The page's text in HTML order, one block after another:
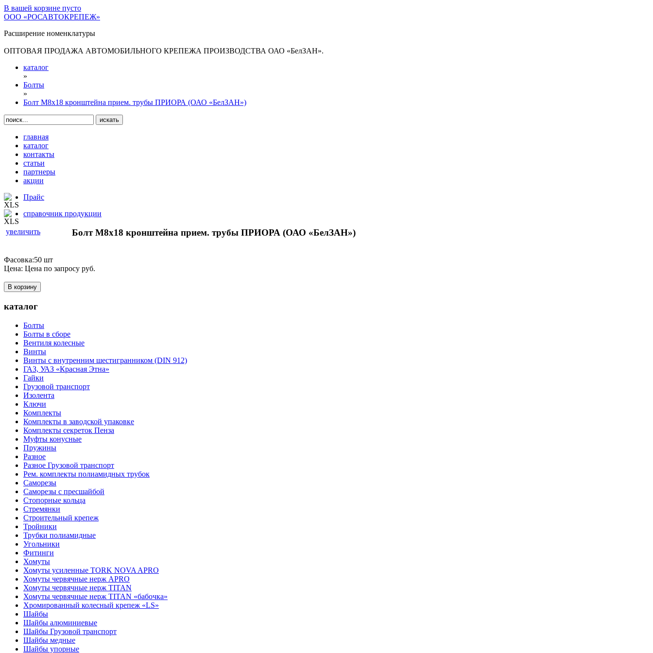
В вашей корзине пусто
ООО «РОСАВТОКРЕПЕЖ»
Расширение номенклатуры
ОПТОВАЯ ПРОДАЖА АВТОМОБИЛЬНОГО КРЕПЕЖА ПРОИЗВОДСТВА ОАО «БелЗАН».
каталог
»
Болты
»
Болт М8х18 кронштейна прием. трубы ПРИОРА (ОАО «БелЗАН»)
главная
каталог
контакты
статьи
партнеры
акции
Прайс
справочник продукции
увеличить Болт М8х18 кронштейна прием. трубы ПРИОРА (ОАО «БелЗАН»)
Фасовка:50 шт
Цена: Цена по запросу руб.
В корзину
каталог
Болты
Болты в сборе
Вентиля колесные
Винты
Винты с внутренним шестигранником (DIN 912)
ГАЗ, УАЗ «Красная Этна»
Гайки
Грузовой транспорт
Изолента
Ключи
Комплекты
Комплекты в заводской упаковке
Комплекты секреток Пенза
Муфты конусные
Пружины
Разное
Разное Грузовой транспорт
Рем. комплекты полиамидных трубок
Саморезы
Саморезы с пресшайбой
Стопорные кольца
Стремянки
Строительный крепеж
Тройники
Трубки полиамидные
Угольники
Фитинги
Хомуты
Хомуты усиленные TORK NOVA APRO
Хомуты червячные нерж APRO
Хомуты червячные нерж TITAN
Хомуты червячные нерж TITAN «бабочка»
Хромированный колесный крепеж «LS»
Шайбы
Шайбы алюминиевые
Шайбы Грузовой транспорт
Шайбы медные
Шайбы упорные